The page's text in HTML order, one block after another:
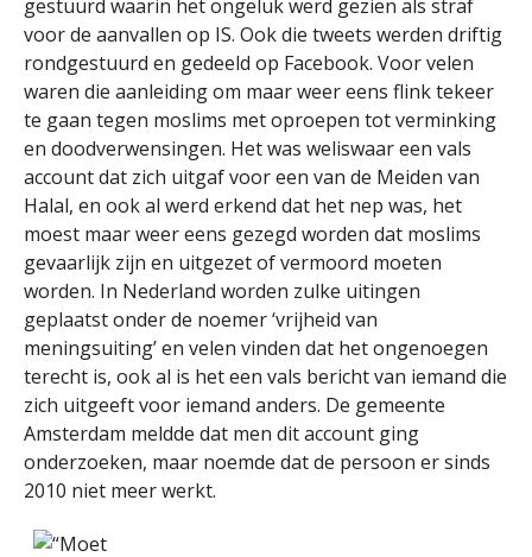
gestuurd waarin het ongeluk werd gezien als straf
voor de aanvallen op IS. Ook die tweets werden driftig
rondgestuurd en gedeeld op Facebook. Voor velen
waren die aanleiding om maar weer eens flink tekeer
te gaan tegen moslims met oproepen tot verminking
en doodverwensingen. Het was weliswaar een vals
account dat zich uitgaf voor een van de Meiden van
Halal, en ook al werd erkend dat het nep was, het
moest maar weer eens gezegd worden dat moslims
gevaarlijk zijn en uitgezet of vermoord moeten
worden. In Nederland worden zulke uitingen
geplaatst onder de noemer ‘vrijheid van
meningsuiting’ en velen vinden dat het ongenoegen
terecht is, ook al is het een vals bericht van iemand die
zich uitgeeft voor iemand anders. De gemeente
Amsterdam meldde dat men dit account ging
onderzoeken, maar noemde dat de persoon er sinds
2010 niet meer werkt.